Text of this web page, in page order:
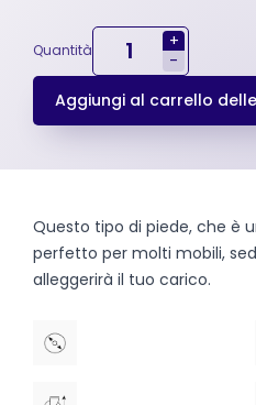
Quantità
+
-
Aggiungi al carrello
Questo tipo di piede, che è
perfetto per molti mobili,
alleggerirà il tuo carico.